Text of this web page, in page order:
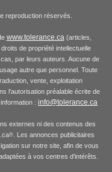
reproduction réservés.
www.tolerance.ca(articles,
de propriété intellectuelle
par leurs auteurs. Aucune de
autre que personnel. Toute
vente, exploitation
l'autorisation préalable écrite de
: info@tolerance.ca
externes ni des contenus des
®. Les annonces publicitaires
sur notre site, afin de vous
à vos centres d'intérêts.